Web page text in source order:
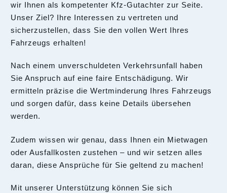
wir Ihnen als kompetenter Kfz-Gutachter zur Seite.
Unser Ziel? Ihre Interessen zu vertreten und
sicherzustellen, dass Sie den vollen Wert Ihres
Fahrzeugs erhalten!
Nach einem unverschuldeten Verkehrsunfall haben
Sie Anspruch auf eine faire Entschädigung. Wir
ermitteln präzise die Wertminderung Ihres Fahrzeugs
und sorgen dafür, dass keine Details übersehen
werden.
Zudem wissen wir genau, dass Ihnen ein Mietwagen
oder Ausfallkosten zustehen – und wir setzen alles
daran, diese Ansprüche für Sie geltend zu machen!
Mit unserer Unterstützung können Sie sich